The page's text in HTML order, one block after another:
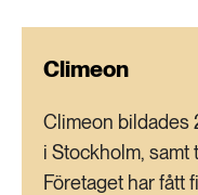
Climeon
Climeon bildades
i Stockholm,
Företaget har fått